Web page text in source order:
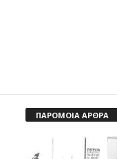
ΠΑΡΟΜΟΙΑ ΑΡΘΡΑ